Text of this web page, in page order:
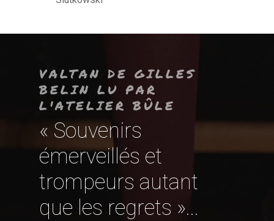
VALTAN DE GILLES
BELIN LU PAR
L'ATELIER BÛLE
« Souvenirs
émerveillés et
trompeurs autant
que les regrets »...